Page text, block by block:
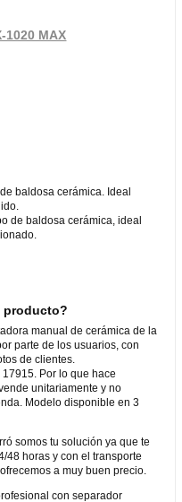
MAX
baldosa cerámica. Ideal
de baldosa cerámica, ideal
producto?
manual de cerámica de la
parte de los usuarios, con
de clientes.
Por lo que hace
unitariamente y no
Modelo disponible en 3
somos tu solución ya que te
48 horas y con el transporte
a muy buen precio.
con separador